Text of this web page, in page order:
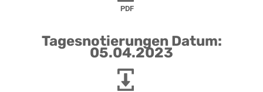
PDF
Tagesnotierungen Datum:
05.04.2023